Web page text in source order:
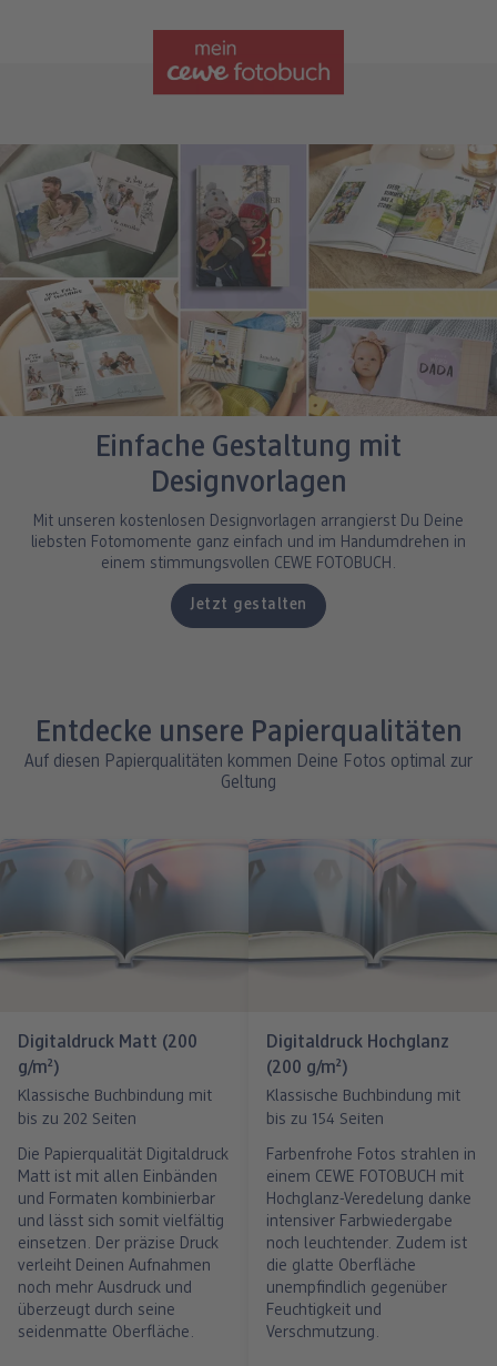
Einfache Gestaltung mit
Designvorlagen
Mit unseren kostenlosen Designvorlagen arrangierst Du Deine
liebsten Fotomomente ganz einfach und im Handumdrehen in
einem stimmungsvollen CEWE FOTOBUCH.
Jetzt gestalten
Entdecke unsere Papierqualitäten
Auf diesen Papierqualitäten kommen Deine Fotos optimal zur
Geltung
Digitaldruck Matt (200
g/m²)
Klassische Buchbindung mit
bis zu 202 Seiten
Die Papierqualität Digitaldruck
Matt ist mit allen Einbänden
und Formaten kombinierbar
und lässt sich somit vielfältig
einsetzen. Der präzise Druck
verleiht Deinen Aufnahmen
noch mehr Ausdruck und
überzeugt durch seine
seidenmatte Oberfläche.
Digitaldruck Hochglanz
(200 g/m²)
Klassische Buchbindung mit
bis zu 154 Seiten
Farbenfrohe Fotos strahlen in
einem CEWE FOTOBUCH mit
Hochglanz-Veredelung danke
intensiver Farbwiedergabe
noch leuchtender. Zudem ist
die glatte Oberfläche
unempfindlich gegenüber
Feuchtigkeit und
Verschmutzung.